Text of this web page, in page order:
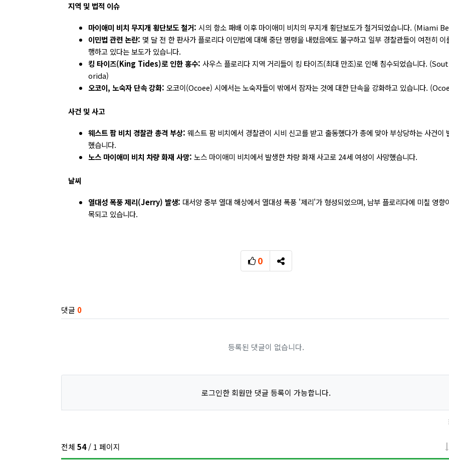
지역 및 법적 이슈
마이애미 비치 무지개 횡단보도 철거: 시의 항소 패배 이후 마이애미 비치의 무지개 횡단보도가 철거되었습니다. (Miami
이민법 관련 논란: 몇 달 전 한 판사가 플로리다 이민법에 대해 중단 명령을 내렸음에도 불구하고 일부 경찰관들이 여전히 이
행하고 있다는 보도가 있습니다.
킹 타이즈(King Tides)로 인한 홍수: 사우스 플로리다 지역 거리들이 킹 타이즈(최대 만조)로 인해 침수되었습니다.
orida)
오코이, 노숙자 단속 강화: 오코이(Ocoee) 시에서는 노숙자들이 밖에서 잠자는 것에 대한 단속을 강화하고 있습니다.
사건 및 사고
웨스트 팜 비치 경찰관 총격 부상: 웨스트 팜 비치에서 경찰관이 시비 신고를 받고 출동했다가 총에 맞아 부상당하는 사건이
했습니다.
노스 마이애미 비치 차량 화재 사망: 노스 마이애미 비치에서 발생한 차량 화재 사고로 24세 여성이 사망했습니다.
날씨
열대성 폭풍 제리(Jerry) 발생: 대서양 중부 열대 해상에서 열대성 폭풍 '제리'가 형성되었으며, 남부 플로리다에 미칠 영향
목되고 있습니다.
0
추천
SNS 공유
댓글 0
등록된 댓글이 없습니다.
로그인한 회원만 댓글 등록이 가능합니다.
전체 54/ 1 페이지